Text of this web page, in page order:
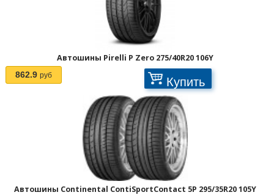
Автошины Pirelli P Zero 275/40R20 106Y
862.9 руб Купить
Автошины Continental ContiSportContact 5P 295/35R20 105Y
1 2 3 >>